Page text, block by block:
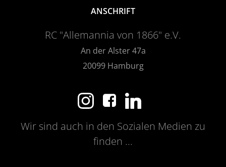
ANSCHRIFT
RC "Allemannia von 1866" e.V.
An der Alster 47a
20099 Hamburg
Wir sind auch in den Sozialen Medien zu
finden ...